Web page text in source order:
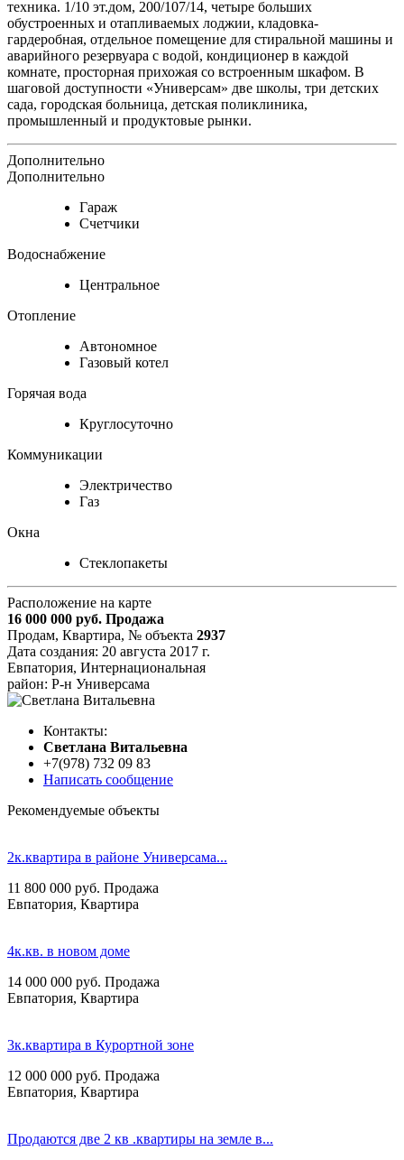
техника. 1/10 эт.дом, 200/107/14, четыре больших
обустроенных и отапливаемых лоджии, кладовка-
гардеробная, отдельное помещение для стиральной машины и
аварийного резервуара с водой, кондиционер в каждой
комнате, просторная прихожая со встроенным шкафом. В
шаговой доступности «Универсам» две школы, три детских
сада, городская больница, детская поликлиника,
промышленный и продуктовые рынки.
Дополнительно
Дополнительно
Гараж
Счетчики
Водоснабжение
Центральное
Отопление
Автономное
Газовый котел
Горячая вода
Круглосуточно
Коммуникации
Электричество
Газ
Окна
Стеклопакеты
Расположение на карте
16 000 000 руб. Продажа
Продам, Квартира, № объекта 2937
Дата создания: 20 августа 2017 г.
Евпатория, Интернациональная
район: Р-н Универсама
Контакты:
Cветлана Витальевна
+7(978) 732 09 83
Написать сообщение
Рекомендуемые объекты
2к.квартира в районе Универсама...
11 800 000 руб. Продажа
Евпатория, Квартира
4к.кв. в новом доме
14 000 000 руб. Продажа
Евпатория, Квартира
3к.квартира в Курортной зоне
12 000 000 руб. Продажа
Евпатория, Квартира
Продаются две 2 кв .квартиры на земле в...